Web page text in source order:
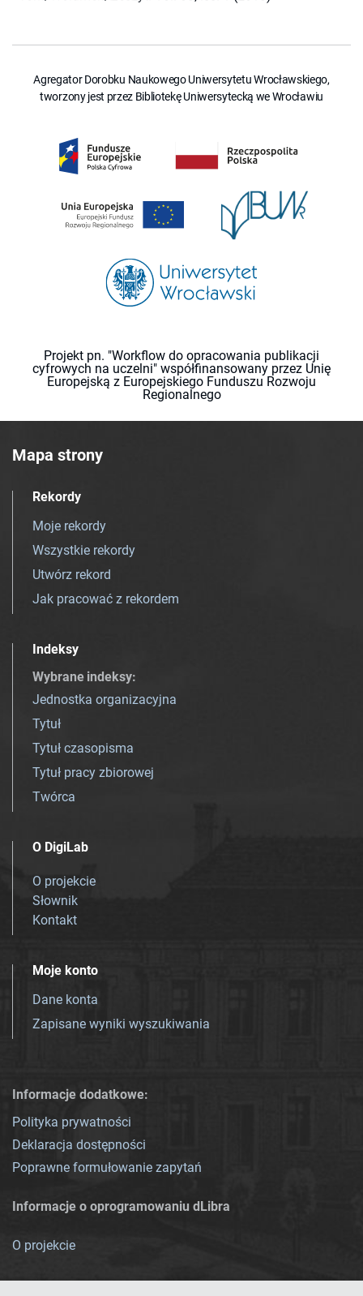
Agregator Dorobku Naukowego Uniwersytetu Wrocławskiego,
tworzony jest przez Bibliotekę Uniwersytecką we Wrocławiu
Projekt pn. "Workflow do opracowania publikacji
cyfrowych na uczelni" współfinansowany przez Unię
Europejską z Europejskiego Funduszu Rozwoju
Regionalnego
Mapa strony
Rekordy
Moje rekordy
Wszystkie rekordy
Utwórz rekord
Jak pracować z rekordem
Indeksy
Wybrane indeksy:
Jednostka organizacyjna
Tytuł
Tytuł czasopisma
Tytuł pracy zbiorowej
Twórca
O DigiLab
O projekcie
Słownik
Kontakt
Moje konto
Dane konta
Zapisane wyniki wyszukiwania
Informacje dodatkowe:
Polityka prywatności
Deklaracja dostępności
Poprawne formułowanie zapytań
Informacje o oprogramowaniu dLibra
O projekcie